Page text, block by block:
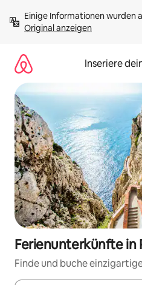
Inhalten
springenOriginal anzeigen
Inseriere
Ferienunterkünfte in
Finde und buche